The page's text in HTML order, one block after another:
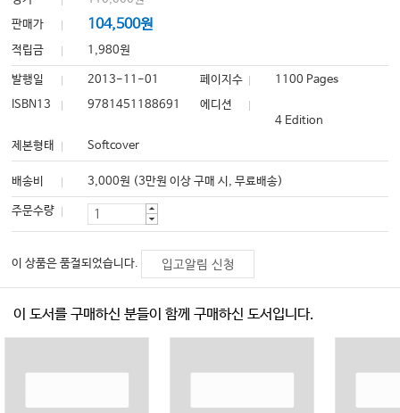
판매가
104,500원
적립금 1,980원
발행일 2013-11-01 페이지수
1100 Pages
ISBN13
9781451188691
에디션
4 Edition
제본형태
Softcover
배송비 3,000원 (3만원 이상 구매 시, 무료배송)
주문수량
이 상품은 품절되었습니다. 입고알림 신청
이 도서를 구매하신 분들이 함께 구매하신 도서입니다.